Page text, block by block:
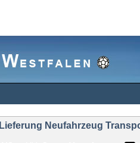
Lieferung Neufahrzeug